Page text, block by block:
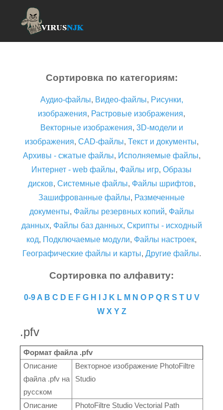
Сортировка по категориям:
Аудио-файлы, Видео-файлы, Рисунки,
изображения, Растровые изображения,
Векторные изображения, 3D-модели и
изображения, CAD-файлы, Текст и документы,
Архивы - сжатые файлы, Исполняемые файлы,
Интернет - web файлы, Файлы игр, Образы
дисков, Системные файлы, Файлы шрифтов,
Зашифрованные файлы, Размеченные
документы, Файлы резервных копий, Файлы
данных, Файлы баз данных, Скрипты - исходный
код, Подключаемые модули, Файлы настроек,
Географические файлы и карты, Другие файлы.
Сортировка по алфавиту:
0-9 A B C D E F G H J K L M N O P Q R S T U V
W X Y Z
.pfv
Формат файла .pfv
Описание
файла .pfv на
русском
Векторное изображение PhotoFiltre
Studio
Описание
PhotoFiltre Studio Vectorial Path